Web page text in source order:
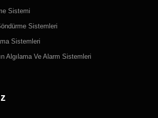
Sistemi
Sistemleri
Sistemleri
Algılama Ve Alarm Sistemleri